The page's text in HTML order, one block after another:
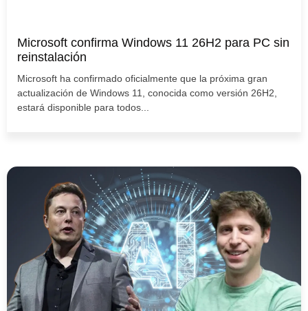
Microsoft confirma Windows 11 26H2 para PC sin
reinstalación
Microsoft ha confirmado oficialmente que la próxima gran
actualización de Windows 11, conocida como versión 26H2,
estará disponible para todos...